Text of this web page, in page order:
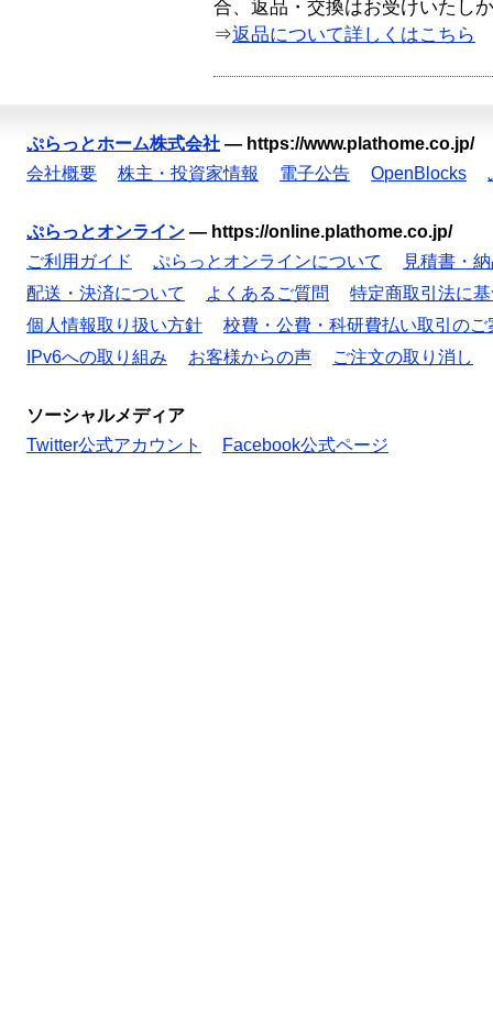
合、返品・交換はお受けいたし
⇒返品について詳しくはこちら
ぷらっとホーム株式会社 — https://www.plathome.co.jp/
会社概要
株主・投資家情報 電子公告 OpenBlocks
ぷらっとオンライン — https://online.plathome.co.jp/
ご利用ガイド
ぷらっとオンラインについて
見積書・
配送・決済について
よくあるご質問
特定商取引法に
個人情報取り扱い方針
校費・公費・科研費払い取引のご
IPv6への取り組み
お客様からの声 ご注文の取り消し
ソーシャルメディア
Twitter公式アカウント
Facebook公式ページ